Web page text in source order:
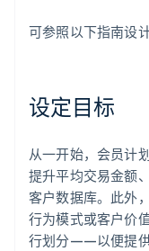
可参照以下指南设
设定目标
从一开始，会员计
提升平均交易金额
客户数据库。此外
行为模式或客户价
行划分——以便提